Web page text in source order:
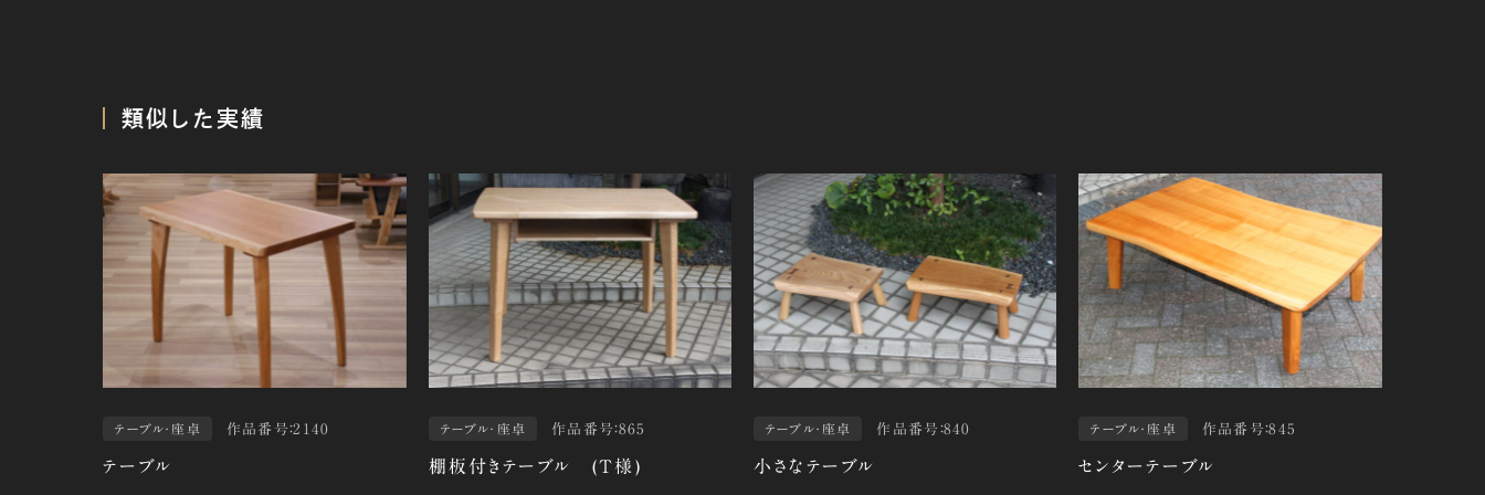
類似した実績
テーブル・座卓 作品番号：2140
テーブル
テーブル・座卓 作品番号：865
棚板付きテーブル (Ｔ様)
テーブル・座卓 作品番号：840
小さなテーブル
テーブル・座卓 作品番号：845
センターテーブル